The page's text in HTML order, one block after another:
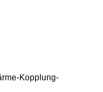
Kopplung-